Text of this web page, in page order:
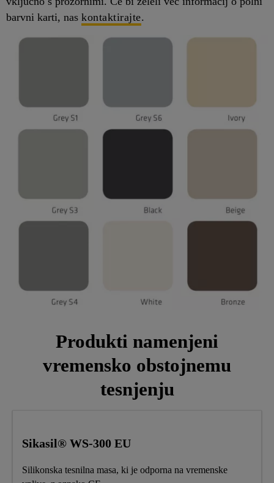
barvni karti, nas kontaktirajte.
Produkti namenjeni
vremensko obstojnemu
tesnjenju
Sikasil® WS-300 EU
Silikonska tesnilna masa, ki je odporna na vremenske